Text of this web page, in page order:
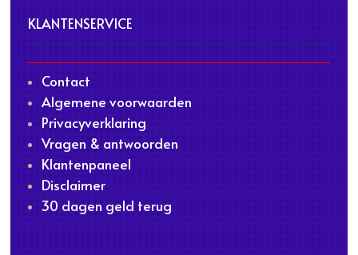
KLANTENSERVICE
Contact
Algemene voorwaarden
Privacyverklaring
Vragen & antwoorden
Klantenpaneel
Disclaimer
30 dagen geld terug